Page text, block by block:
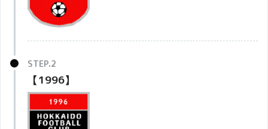
【1996】